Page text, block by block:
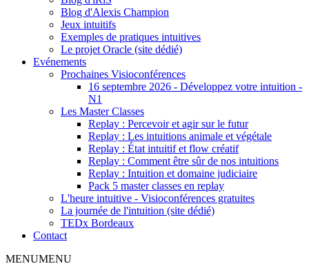
Blog d'Alexis Champion
Jeux intuitifs
Exemples de pratiques intuitives
Le projet Oracle (site dédié)
Evénements
Prochaines Visioconférences
16 septembre 2026 - Développez votre intuition -
N1
Les Master Classes
Replay : Percevoir et agir sur le futur
Replay : Les intuitions animale et végétale
Replay : État intuitif et flow créatif
Replay : Comment être sûr de nos intuitions
Replay : Intuition et domaine judiciaire
Pack 5 master classes en replay
L'heure intuitive - Visioconférences gratuites
La journée de l'intuition (site dédié)
TEDx Bordeaux
Contact
MENUMENU